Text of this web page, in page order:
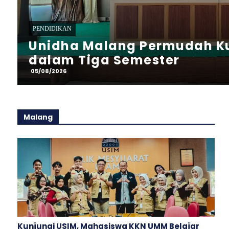
PENDIDIKAN
Antisipasi Penyalahgunaan
Brawijaya Gelar Tes NAPZA
Mahasiswa Baru
05/08/2026
Malang
Kunjungi USIM, Mahasiswa KKN UMM Belajar